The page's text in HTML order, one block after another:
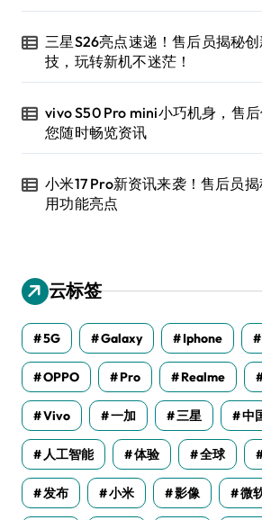
三星S26亮点速递！售后员揭秘
技，玩转新机不迷茫！
vivo S50 Pro mini小巧机身，售
您随时畅览资讯
小米17 Pro新资讯来袭！售后员
用功能亮点
云标签
5G Galaxy Iphone
OPPO Pro Realme
Vivo 一加 三星 中
人工智能 体验 全球
发布 小米 影像 微